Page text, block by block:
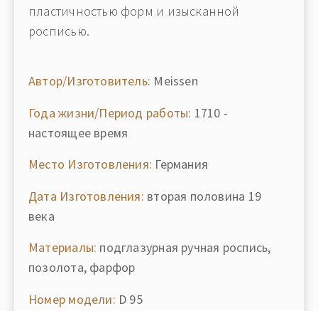
пластичностью форм и изысканной
росписью.
Автор/Изготовитель: Meissen
Года жизни/Период работы: 1710 -
настоящее время
Место Изготовления: Германия
Дата Изготовления: вторая половина 19
века
Материалы: подглазурная ручная роспись,
позолота, фарфор
Номер модели: D 95